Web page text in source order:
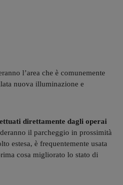
l’area che è comunemente
nuova illuminazione e
direttamente dagli operai
il parcheggio in prossimità
estesa, è frequentemente usata
cosa migliorato lo stato di